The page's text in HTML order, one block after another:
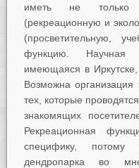
иметь не только
(рекреационную и
(просветительную,
функцию. Научная
имеющаяся в Иркутске,
Возможна организация
тех, которые
знакомящих
Рекреационная
специфику,
дендропарка во